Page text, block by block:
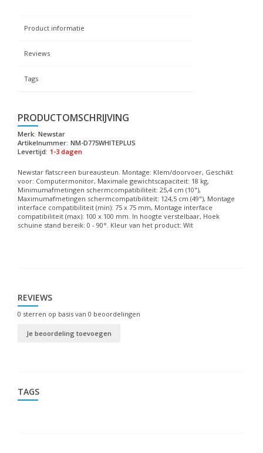
Product informatie
Reviews
Tags
PRODUCTOMSCHRIJVING
Merk: Newstar
Artikelnummer: NM-D775WHITEPLUS
Levertijd: 1-3 dagen
Newstar flatscreen bureausteun. Montage: Klem/doorvoer, Geschikt
voor: Computermonitor, Maximale gewichtscapaciteit: 18 kg,
Minimumafmetingen schermcompatibiliteit: 25,4 cm (10"),
Maximumafmetingen schermcompatibiliteit: 124,5 cm (49"), Montage
interface compatibiliteit (min): 75 x 75 mm, Montage interface
compatibiliteit (max): 100 x 100 mm. In hoogte verstelbaar, Hoek
schuine stand bereik: 0 - 90°. Kleur van het product: Wit
REVIEWS
0 sterren op basis van 0 beoordelingen
Je beoordeling toevoegen
TAGS